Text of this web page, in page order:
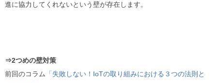
進に協力してくれないという壁が存在します。
⇒2つめの壁対策
前回のコラム
「失敗しない！ IoTの取り組みにおける３つの法則と